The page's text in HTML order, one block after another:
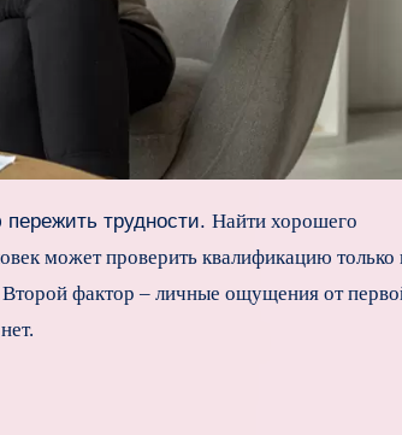
трудности. Найти хорошего
может проверить квалификацию только
фактор – личные ощущения от